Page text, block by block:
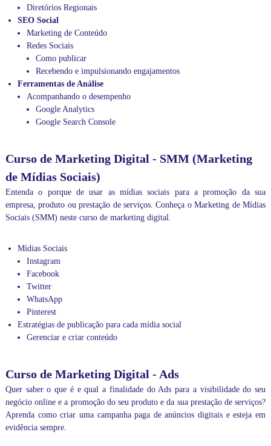
Diretórios Regionais
SEO Social
Marketing de Conteúdo
Redes Sociais
Como publicar
Recebendo e impulsionando engajamentos
Ferramentas de Análise
Acompanhando o desempenho
Google Analytics
Google Search Console
Curso de Marketing Digital - SMM (Marketing
de Mídias Sociais)
Entenda o porque de usar as mídias sociais para a promoção da sua
empresa, produto ou prestação de serviços. Conheça o Marketing de Mídias
Sociais (SMM) neste curso de marketing digital.
Mídias Sociais
Instagram
Facebook
Twitter
WhatsApp
Pinterest
Estratégias de publicação para cada mídia social
Gerenciar e criar conteúdo
Curso de Marketing Digital - Ads
Quer saber o que é e qual a finalidade do Ads para a visibilidade do seu
negócio online e a promoção do seu produto e da sua prestação de serviços?
Aprenda como criar uma campanha paga de anúncios digitais e esteja em
evidência sempre.